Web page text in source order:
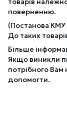
поверненню.
(Постанова КМУ
До таких
Більше
Якщо виникли
потрібного Вам
допомогти.